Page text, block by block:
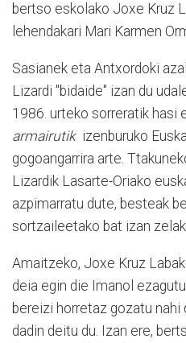
bertso eskolako Joxe Kruz
lehendakari Mari Karmen
Sasianek eta Antxordoki
Lizardi "bidaide" izan du
1986. urteko sorreratik hasi
armairutikizenburuko
gogoangarrira arte.
Lizardik Lasarte-Oriako
azpimarratu dute, besteak
sortzaileetako bat izan
Amaitzeko, Joxe Kruz
deia egin die Imanol
bereizi horretaz gozatu nahi
dadin deitu du. Izan ere,